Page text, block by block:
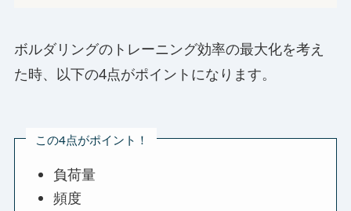
ボルダリングのトレーニング効率の最大化を考え
た時、以下の4点がポイントになります。
この4点がポイント！
負荷量
頻度